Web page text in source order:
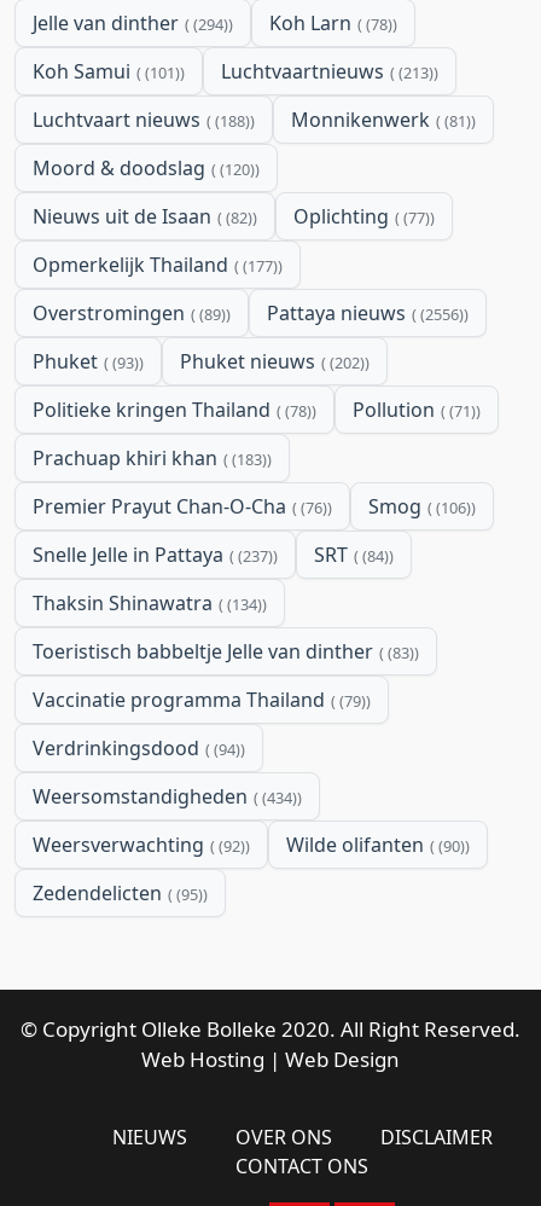
Jelle van dinther (294) Koh Larn (78)
Koh Samui (101) Luchtvaartnieuws (213)
Luchtvaart nieuws (188) Monnikenwerk (81)
Moord & doodslag (120)
Nieuws uit de Isaan (82) Oplichting (77)
Opmerkelijk Thailand (177)
Overstromingen (89) Pattaya nieuws (2556)
Phuket (93) Phuket nieuws (202)
Politieke kringen Thailand (78) Pollution (71)
Prachuap khiri khan (183)
Premier Prayut Chan-O-Cha (76) Smog (106)
Snelle Jelle in Pattaya (237) SRT (84)
Thaksin Shinawatra (134)
Toeristisch babbeltje Jelle van dinther (83)
Vaccinatie programma Thailand (79)
Verdrinkingsdood (94)
Weersomstandigheden (434)
Weersverwachting (92) Wilde olifanten (90)
Zedendelicten (95)
© Copyright Olleke Bolleke 2020. All Right Reserved.
Web Hosting | Web Design
NIEUWS OVER ONS
DISCLAIMER
CONTACT ONS